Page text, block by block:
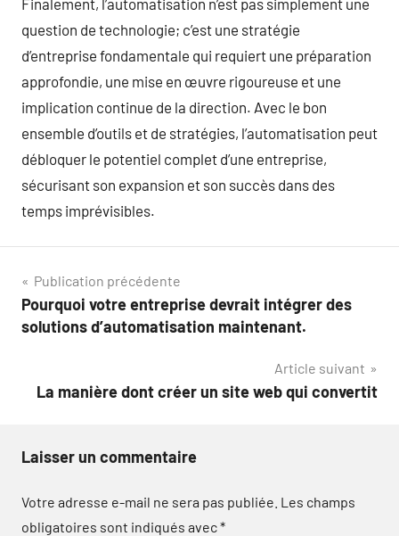
question de technologie; c’est une stratégie
d’entreprise fondamentale qui requiert une préparation
approfondie, une mise en œuvre rigoureuse et une
implication continue de la direction. Avec le bon
ensemble d’outils et de stratégies, l’automatisation peut
débloquer le potentiel complet d’une entreprise,
sécurisant son expansion et son succès dans des
temps imprévisibles.
Navigation
de
Publication précédente
Pourquoi votre entreprise devrait intégrer des
solutions d’automatisation maintenant.
Article suivant
La manière dont créer un site web qui convertit
Laisser un commentaire
Votre adresse e-mail ne sera pas publiée. Les champs
obligatoires sont indiqués avec*